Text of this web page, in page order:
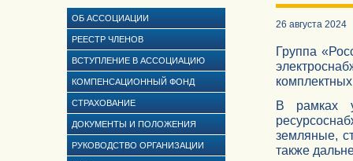
ОБ АССОЦИАЦИИ
РЕЕСТР ЧЛЕНОВ
ВСТУПЛЕНИЕ В АССОЦИАЦИЮ
КОМПЕНСАЦИОННЫЙ ФОНД
СТРАХОВАНИЕ
ДОКУМЕНТЫ И ПОЛОЖЕНИЯ
РУКОВОДСТВО ОРГАНИЗАЦИИ
26 августа 2024
Группа
В рамках
земляные,
также